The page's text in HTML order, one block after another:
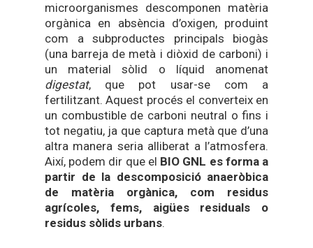
microorganismes descomponen matèria
orgànica en absència d’oxigen, produint
com a subproductes principals biogàs
(una barreja de metà i diòxid de carboni) i
un material sòlid o líquid anomenat
digestat, que pot usar-se com a
fertilitzant. Aquest procés el converteix en
un combustible de carboni neutral o fins i
tot negatiu, ja que captura metà que d’una
altra manera seria alliberat a l’atmosfera.
Així, podem dir que el BIO GNL es forma a
partir de la descomposició anaeròbica
de matèria orgànica, com residus
agrícoles, fems, aigües residuals o
residus sòlids urbans.